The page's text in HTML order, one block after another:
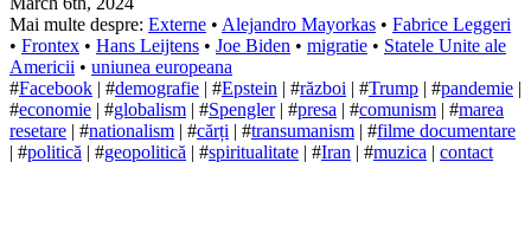
Mai multe despre: Externe • Alejandro Mayorkas • Fabrice Leggeri
• Frontex • Hans Leijtens • Joe Biden • migratie • Statele Unite ale
Americii • uniunea europeana
#Facebook | #demografie | #Epstein | #război | #Trump | #pandemie |
#economie | #globalism | #Spengler| #presa | #comunism | #marea
resetare | #nationalism | #cărți | #transumanism | #filme documentare
| #politică | #geopolitică | #spiritualitate | #Iran | #muzica | contact